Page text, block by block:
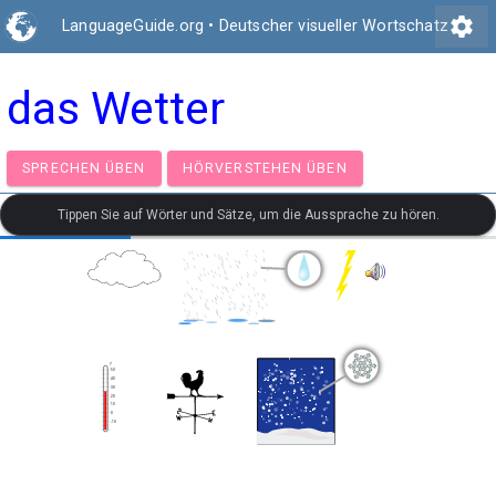
LanguageGuide.org • Deutscher visueller Wortschatzsettings
das Wetter
SPRECHEN ÜBEN HÖRVERSTEHEN ÜBEN
Tippen Sie auf Wörter und Sätze, um die Aussprache zu hören.